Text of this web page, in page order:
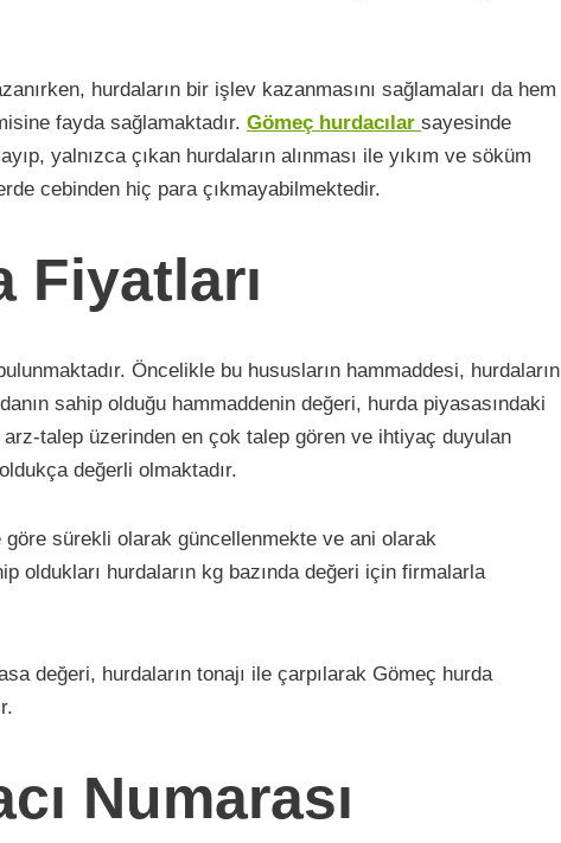
hurdaların bir işlev kazanmasını sağlamaları da hem
fayda sağlamaktadır. Gömeç hurdacılar sayesinde
yalnızca çıkan hurdaların alınması ile yıkım ve söküm
cebinden hiç para çıkmayabilmektedir.
Fiyatları
Öncelikle bu hususların hammaddesi, hurdaların
sahip olduğu hammaddenin değeri, hurda piyasasındaki
talep üzerinden en çok talep gören ve ihtiyaç duyulan
değerli olmaktadır.
sürekli olarak güncellenmekte ve ani olarak
oldukları hurdaların kg bazında değeri için firmalarla
değeri, hurdaların tonajı ile çarpılarak Gömeç hurda
Numarası